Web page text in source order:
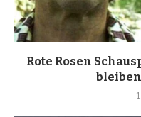
Rote Rosen